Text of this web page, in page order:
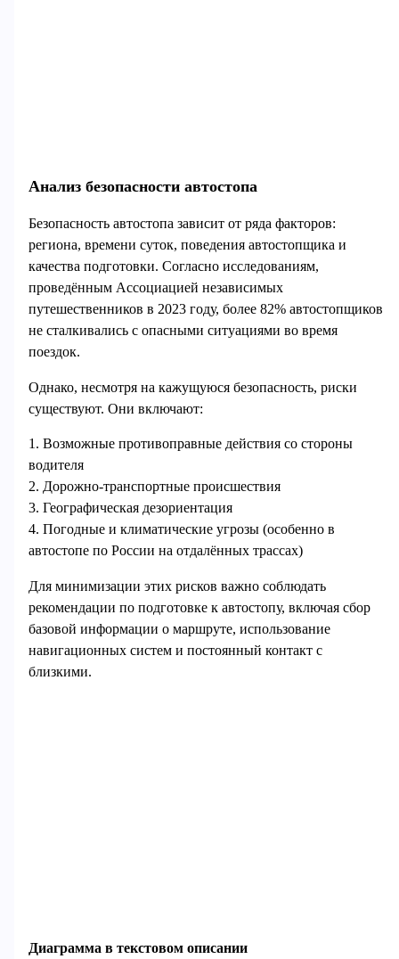
Анализ безопасности автостопа
Безопасность автостопа зависит от ряда факторов:
региона, времени суток, поведения автостопщика и
качества подготовки. Согласно исследованиям,
проведённым Ассоциацией независимых
путешественников в 2023 году, более 82% автостопщиков
не сталкивались с опасными ситуациями во время
поездок.
Однако, несмотря на кажущуюся безопасность, риски
существуют. Они включают:
1. Возможные противоправные действия со стороны
водителя
2. Дорожно-транспортные происшествия
3. Географическая дезориентация
4. Погодные и климатические угрозы (особенно в
автостопе по России на отдалённых трассах)
Для минимизации этих рисков важно соблюдать
рекомендации по подготовке к автостопу, включая сбор
базовой информации о маршруте, использование
навигационных систем и постоянный контакт с
близкими.
Диаграмма в текстовом описании